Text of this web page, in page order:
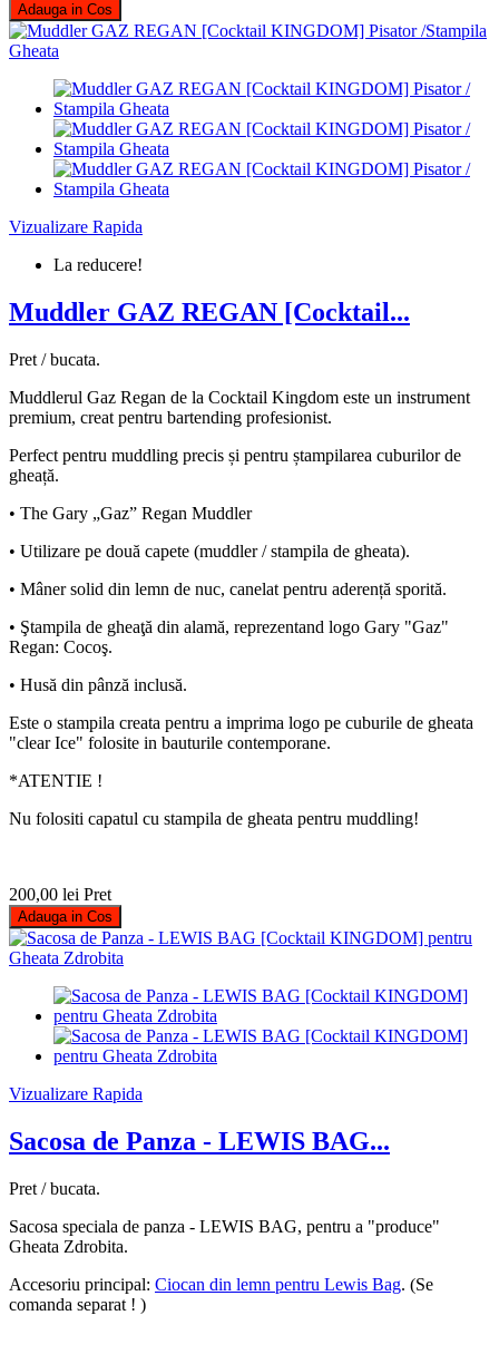
Adauga in Cos
Vizualizare Rapida
La reducere!
Muddler GAZ REGAN [Cocktail...
Pret / bucata.
Muddlerul Gaz Regan de la Cocktail Kingdom este un instrument
premium, creat pentru bartending profesionist.
Perfect pentru muddling precis și pentru ștampilarea cuburilor de
gheață.
• The Gary „Gaz” Regan Muddler
• Utilizare pe două capete (muddler / stampila de gheata).
• Mâner solid din lemn de nuc, canelat pentru aderență sporită.
• Ştampila de gheaţă din alamă, reprezentand logo Gary "Gaz"
Regan: Cocoş.
• Husă din pânză inclusă.
Este o stampila creata pentru a imprima logo pe cuburile de gheata
"clear Ice" folosite in bauturile contemporane.
*ATENTIE !
Nu folositi capatul cu stampila de gheata pentru muddling!
200,00 lei Pret
Adauga in Cos
Vizualizare Rapida
Sacosa de Panza - LEWIS BAG...
Pret / bucata.
Sacosa speciala de panza - LEWIS BAG, pentru a "produce"
Gheata Zdrobita.
Accesoriu principal: Ciocan din lemn pentru Lewis Bag. (Se
comanda separat ! )